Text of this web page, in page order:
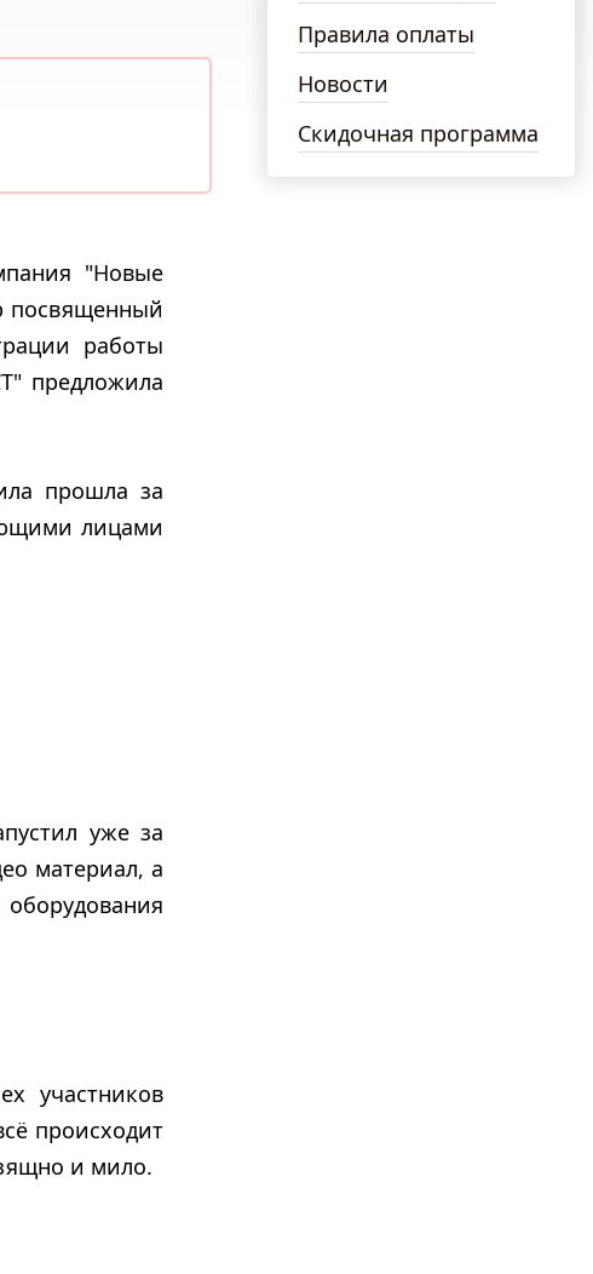
Правила оплаты
Новости
Скидочная программа
"Новые
посвященный
работы
предложила
прошла за
лицами
уже за
материал, а
участников
происходит
и мило.